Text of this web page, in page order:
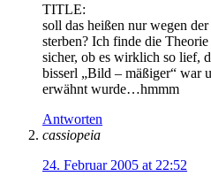
TITLE:
soll das heißen nur wegen
sterben? Ich finde die
sicher, ob es wirklich so lief,
bisserl „Bild – mäßiger“ war
erwähnt wurde…hmmm
Antworten
cassiopeia
24. Februar 2005 at 22:52